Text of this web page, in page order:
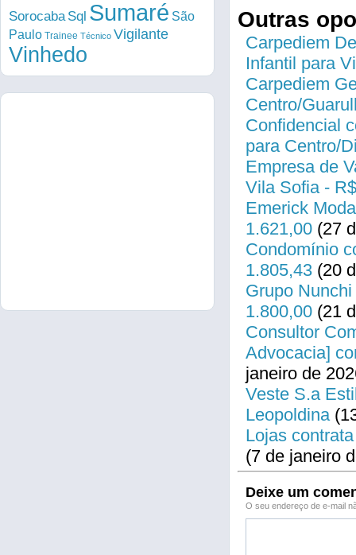
Outras
Carpediem
Infantil para
Carpediem
Centro/
Confidencial
para Centro/
Empresa de
Vila Sofia -
Emerick
1.621,00 (27
Condomínio
1.805,43 (20
Grupo
1.800,00 (21
Consultor
Advocacia]
janeiro de
Veste S.a
Leopoldina
Lojas
(7 de janeiro
Deixe um
O seu endereço de e-mail
Sorocaba Sql Sumaré São
Paulo Trainee Técnico Vigilante
Vinhedo